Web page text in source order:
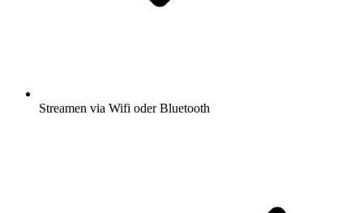
Streamen via Wifi oder Bluetooth